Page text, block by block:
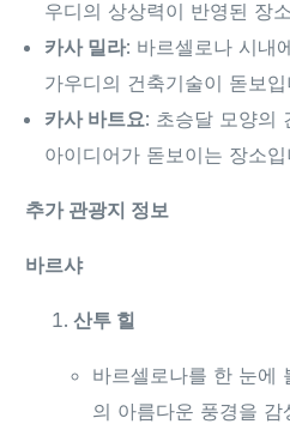
우디의 상상력이 반영된 장
카사 밀라: 바르셀로나 시내
가우디의 건축기술이 돋보입
카사 바트요: 초승달 모양의
아이디어가 돋보이는 장소입
추가 관광지 정보
바르샤
산투 힐
바르셀로나를 한 눈에
의 아름다운 풍경을 감